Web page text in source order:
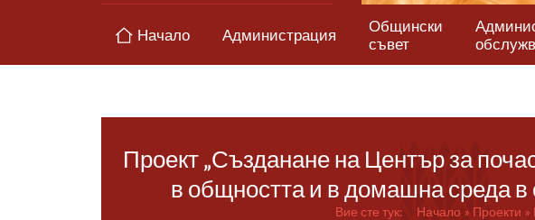
Начало Администрация
Общински
съвет
Проект „Създанане на Център за
в общността и в домашна среда
Вие сте тук: Начало Проекти